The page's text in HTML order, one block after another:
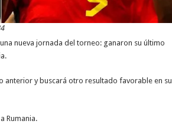
nueva jornada del torneo: ganaron su último
anterior y buscará otro resultado favorable en su
Rumania.